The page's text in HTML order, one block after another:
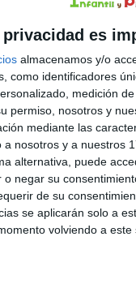
privacidad es
almacenamos y/o
como identificadores
medición
permiso, nosotros y
mediante las
nosotros y a nuestros
alternativa, puede
negar su
de su
se aplicarán solo a
volviendo a